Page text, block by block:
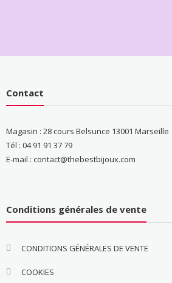
Contact
Magasin : 28 cours Belsunce 13001 Marseille
Tél : 04 91 91 37 79
E-mail : contact@thebestbijoux.com
Conditions générales de vente
CONDITIONS GÉNÉRALES DE VENTE
COOKIES